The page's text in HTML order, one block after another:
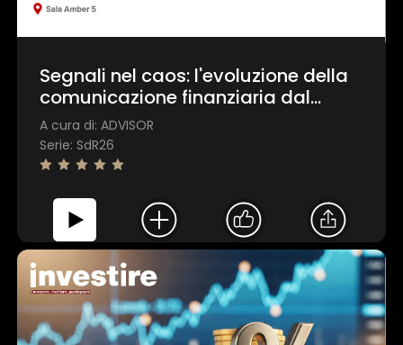
Segnali nel caos: l'evoluzione della
comunicazione finanziaria dal
foglio al feed
A cura di: ADVISOR
Serie: SdR26